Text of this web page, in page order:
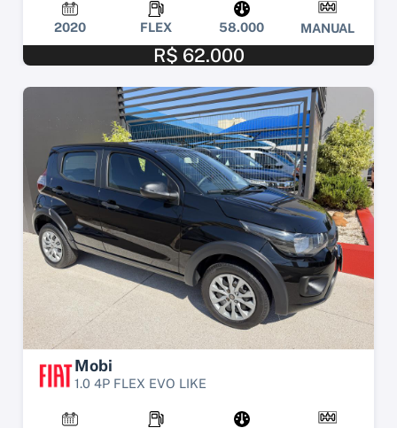
2020 FLEX 58.000 MANUAL
R$ 62.000
Mobi
1.0 4P FLEX EVO LIKE